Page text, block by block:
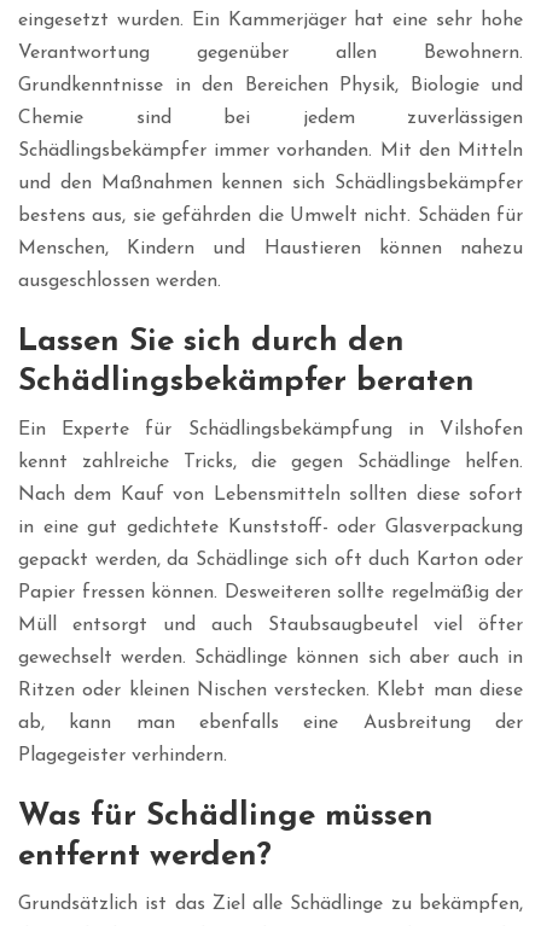
eingesetzt wurden. Ein Kammerjäger hat eine sehr hohe
Verantwortung gegenüber allen Bewohnern.
Grundkenntnisse in den Bereichen Physik, Biologie und
Chemie sind bei jedem zuverlässigen
Schädlingsbekämpfer immer vorhanden. Mit den Mitteln
und den Maßnahmen kennen sich Schädlingsbekämpfer
bestens aus, sie gefährden die Umwelt nicht. Schäden für
Menschen, Kindern und Haustieren können nahezu
ausgeschlossen werden.
Lassen Sie sich durch den
Schädlingsbekämpfer beraten
Ein Experte für Schädlingsbekämpfung in Vilshofen
kennt zahlreiche Tricks, die gegen Schädlinge helfen.
Nach dem Kauf von Lebensmitteln sollten diese sofort
in eine gut gedichtete Kunststoff- oder Glasverpackung
gepackt werden, da Schädlinge sich oft duch Karton oder
Papier fressen können. Desweiteren sollte regelmäßig der
Müll entsorgt und auch Staubsaugbeutel viel öfter
gewechselt werden. Schädlinge können sich aber auch in
Ritzen oder kleinen Nischen verstecken. Klebt man diese
ab, kann man ebenfalls eine Ausbreitung der
Plagegeister verhindern.
Was für Schädlinge müssen
entfernt werden?
Grundsätzlich ist das Ziel alle Schädlinge zu bekämpfen,